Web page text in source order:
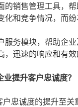
的销售管理工具，
和竞争情况，而
服务模块，帮助企
迅速的响应和有
提升客户忠诚度？
忠诚度的提升至